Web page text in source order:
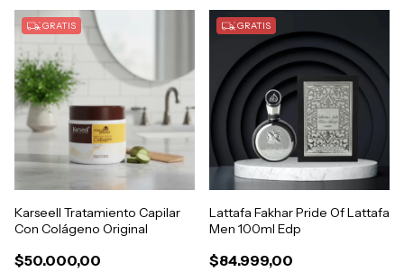
GRATIS
Karseell Tratamiento Capilar
Con Colágeno Original
$50.000,00
GRATIS
Lattafa Fakhar Pride Of Lattafa
Men 100ml Edp
$84.999,00